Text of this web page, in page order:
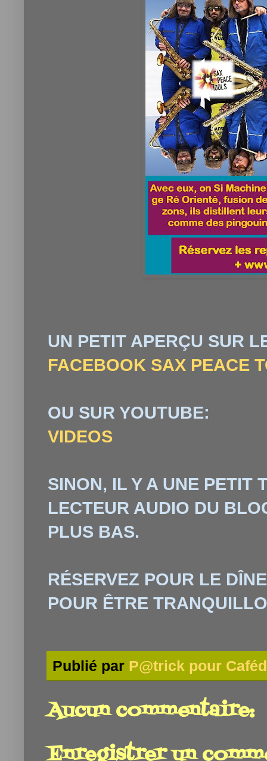
UN PETIT APERÇU SUR
FACEBOOK SAX PEACE
OU SUR YOUTUBE:
VIDEOS
SINON, IL Y A UNE PETIT
LECTEUR AUDIO DU
PLUS BAS.
RÉSERVEZ POUR LE
POUR ÊTRE
Publié par P@trick pour
Aucun commentaire:
Enregistrer un